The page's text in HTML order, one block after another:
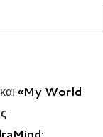
και «My World